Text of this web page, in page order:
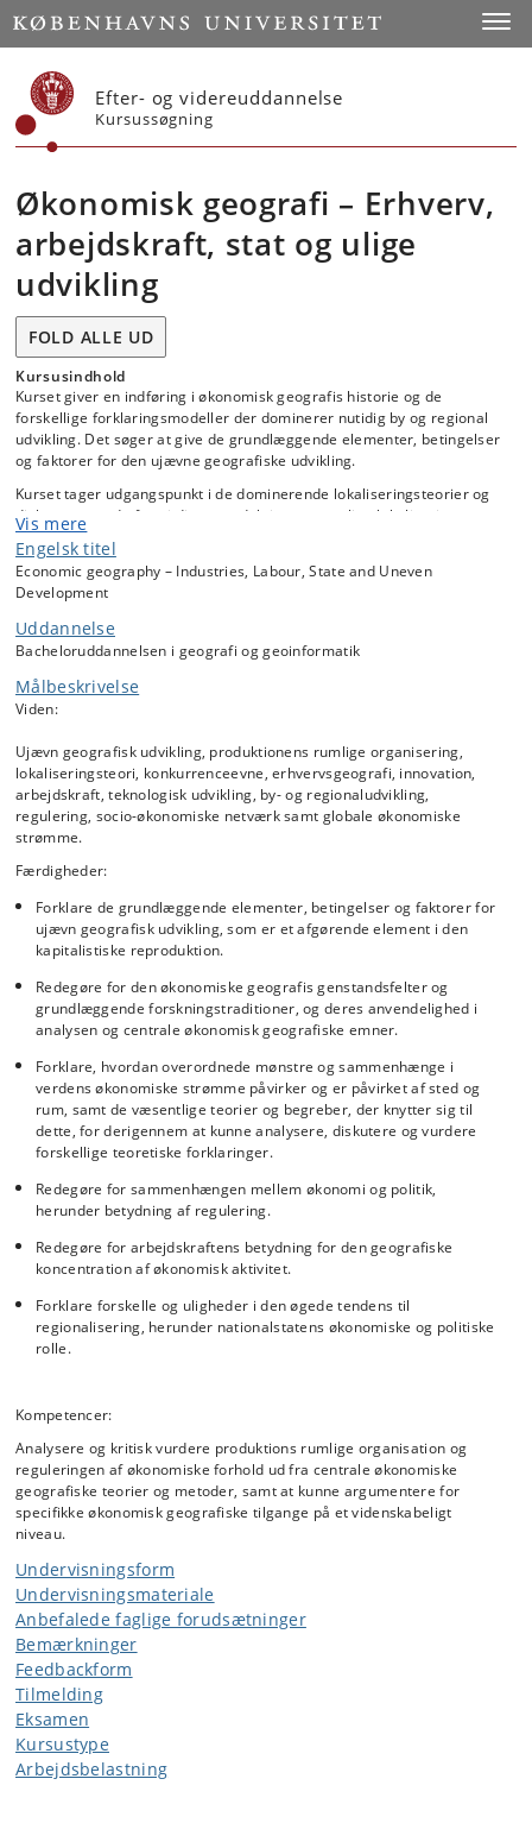
Start
Efter- og videreuddannelse
Kursussøgning
Økonomisk geografi – Erhverv,
arbejdskraft, stat og ulige
udvikling
FOLD ALLE UD
Kursusindhold
Kurset giver en indføring i økonomisk geografis historie og de
forskellige forklaringsmodeller der dominerer nutidig by og regional
udvikling. Det søger at give de grundlæggende elementer, betingelser
og faktorer for den ujævne geografiske udvikling.
Kurset tager udgangspunkt i de dominerende lokaliseringsteorier og
diskuterer med afsæt i disse produktionens rumlige lokalisering og
hvordan denne påvirkes af innovation og teknologisk udvikling. På
kurset diskuteres også erhvervs- og arbejdskraftens geografi og
deres relation til lokal og regional udvikling på den ene side, og
globale økonomiske strømninger på den anden.
Vis mere
Engelsk titel
Economic geography – Industries, Labour, State and Uneven
Development
Uddannelse
Bacheloruddannelsen i geografi og geoinformatik
Målbeskrivelse
Viden:
Ujævn geografisk udvikling, produktionens rumlige organisering,
lokaliseringsteori, konkurrenceevne, erhvervsgeografi, innovation,
arbejdskraft, teknologisk udvikling, by- og regionaludvikling,
regulering, socio-økonomiske netværk samt globale økonomiske
strømme.
Færdigheder:
Forklare de grundlæggende elementer, betingelser og faktorer for
ujævn geografisk udvikling, som er et afgørende element i den
kapitalistiske reproduktion.
Redegøre for den økonomiske geografis genstandsfelter og
grundlæggende forskningstraditioner, og deres anvendelighed i
analysen og centrale økonomisk geografiske emner.
Forklare, hvordan overordnede mønstre og sammenhænge i
verdens økonomiske strømme påvirker og er påvirket af sted og
rum, samt de væsentlige teorier og begreber, der knytter sig til
dette, for derigennem at kunne analysere, diskutere og vurdere
forskellige teoretiske forklaringer.
Redegøre for sammenhængen mellem økonomi og politik,
herunder betydning af regulering.
Redegøre for arbejdskraftens betydning for den geografiske
koncentration af økonomisk aktivitet.
Forklare forskelle og uligheder i den øgede tendens til
regionalisering, herunder nationalstatens økonomiske og politiske
rolle.
Kompetencer:
Analysere og kritisk vurdere produktions rumlige organisation og
reguleringen af økonomiske forhold ud fra centrale økonomiske
geografiske teorier og metoder, samt at kunne argumentere for
specifikke økonomisk geografiske tilgange på et videnskabeligt
niveau.
Undervisningsform
Undervisningsmateriale
Anbefalede faglige forudsætninger
Bemærkninger
Feedbackform
Tilmelding
Eksamen
Kursustype
Arbejdsbelastning